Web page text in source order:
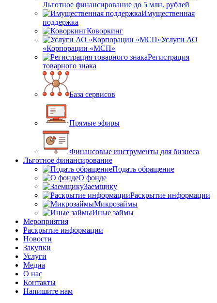
Льготное финансирование до 5 млн. рублей
Имущественная
поддержка
Коворкинг
Услуги АО
«Корпорации «МСП»
Регистрация
товарного знака
База сервисов
Прямые эфиры
Финансовые инструменты для бизнеса
Льготное финансирование
Подать обращение
О фонде
Заемщику
Раскрытие информации
Микрозаймы
Иные займы
Мероприятия
Раскрытие информации
Новости
Закупки
Услуги
Медиа
О нас
Контакты
Напишите нам